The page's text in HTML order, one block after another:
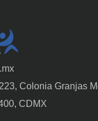
Colonia Granjas
CDMX